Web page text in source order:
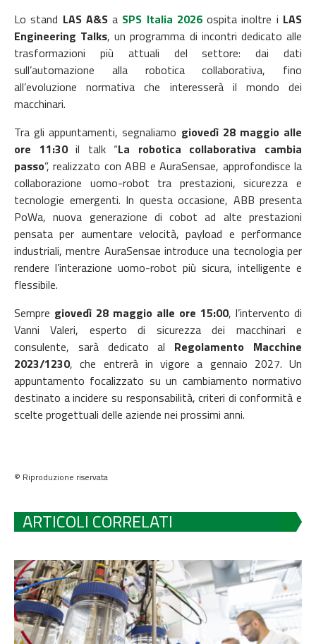
Lo stand LAS A&Sa SPS Italia 2026ospita inoltre i LAS
Engineering Talks, un programma di incontri dedicato alle
trasformazioni più attuali del settore: dai dati
sull’automazione alla robotica collaborativa, fino
all’evoluzione normativa che interesserà il mondo dei
macchinari.
Tra gli appuntamenti, segnaliamo giovedì 28 maggio alle
ore 11:30il talk “La robotica collaborativa cambia
passo”, realizzato con ABB e AuraSensae, approfondisce la
collaborazione uomo-robot tra prestazioni, sicurezza e
tecnologie emergenti. In questa occasione, ABB presenta
PoWa, nuova generazione di cobot ad alte prestazioni
pensata per aumentare velocità, payload e performance
industriali, mentre AuraSensae introduce una tecnologia per
rendere l’interazione uomo-robot più sicura, intelligente e
flessibile.
Sempre giovedì 28 maggio alle ore 15:00, l’intervento di
Vanni Valeri, esperto di sicurezza dei macchinari e
consulente, sarà dedicato al Regolamento Macchine
2023/1230, che entrerà in vigore a gennaio 2027. Un
appuntamento focalizzato su un cambiamento normativo
destinato a incidere su responsabilità, criteri di conformità e
scelte progettuali delle aziende nei prossimi anni.
© Riproduzione riservata
ARTICOLI CORRELATI